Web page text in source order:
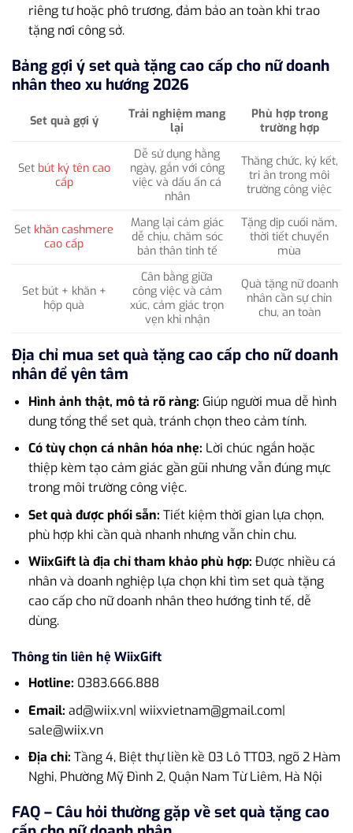
riêng tư hoặc phô trương, đảm bảo an toàn khi trao
tặng nơi công sở.
Bảng gợi ý set quà tặng cao cấp cho nữ doanh
nhân theo xu hướng 2026
Set quà gợi ý
Trải nghiệm mang
lại
Phù hợp trong
trường hợp
Set bút ký tên cao
cấp
Dễ sử dụng hằng
ngày, gắn với công
việc và dấu ấn cá
nhân
Thăng chức, ký kết,
tri ân trong môi
trường công việc
Set khăn cashmere
cao cấp
Mang lại cảm giác
dễ chịu, chăm sóc
bản thân tinh tế
Tặng dịp cuối năm,
thời tiết chuyển
mùa
Set bút + khăn +
hộp quà
Cân bằng giữa
công việc và cảm
xúc, cảm giác trọn
vẹn khi nhận
Quà tặng nữ doanh
nhân cần sự chỉn
chu, an toàn
Địa chỉ mua set quà tặng cao cấp cho nữ doanh
nhân để yên tâm
Hình ảnh thật, mô tả rõ ràng: Giúp người mua dễ hình
dung tổng thể set quà, tránh chọn theo cảm tính.
Có tùy chọn cá nhân hóa nhẹ: Lời chúc ngắn hoặc
thiệp kèm tạo cảm giác gần gũi nhưng vẫn đúng mực
trong môi trường công việc.
Set quà được phối sẵn: Tiết kiệm thời gian lựa chọn,
phù hợp khi cần quà nhanh nhưng vẫn chỉn chu.
WiixGift là địa chỉ tham khảo phù hợp: Được nhiều cá
nhân và doanh nghiệp lựa chọn khi tìm set quà tặng
cao cấp cho nữ doanh nhân theo hướng tinh tế, dễ
dùng.
Thông tin liên hệ WiixGift
Hotline: 0383.666.888
Email: ad@wiix.vn| wiixvietnam@gmail.com|
sale@wiix.vn
Địa chỉ: Tầng 4, Biệt thự liền kề 03 Lô TT03, ngõ 2 Hàm
Nghi, Phường Mỹ Đình 2, Quận Nam Từ Liêm, Hà Nội
FAQ – Câu hỏi thường gặp về set quà tặng cao